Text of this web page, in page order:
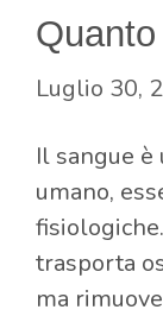
Luglio 30,
Il sangue
umano,
trasporta
ma